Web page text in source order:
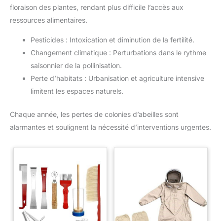
floraison des plantes, rendant plus difficile l’accès aux
ressources alimentaires.
Pesticides : Intoxication et diminution de la fertilité.
Changement climatique : Perturbations dans le rythme
saisonnier de la pollinisation.
Perte d’habitats : Urbanisation et agriculture intensive
limitent les espaces naturels.
Chaque année, les pertes de colonies d’abeilles sont
alarmantes et soulignent la nécessité d’interventions urgentes.